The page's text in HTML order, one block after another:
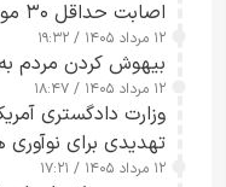
اصابت حداقل ۳۰ موشک بالستیک+ ویدیو
۱۲ مرداد ۱۴۰۵ / ۱۹:۳۲
بیهوش کردن مردم
۱۲ مرداد ۱۴۰۵ / ۱۸:۴۷
تهدیدی برای
۱۲ مرداد ۱۴۰۵ / ۱۷:۲۱